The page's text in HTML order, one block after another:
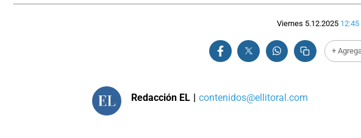
Viernes 5.12.2025 12:45
+
Redacción EL | contenidos@ellitoral.com